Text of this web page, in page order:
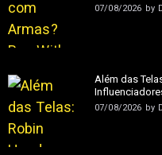
07/08/2026 by
Além das
07/08/2026 by